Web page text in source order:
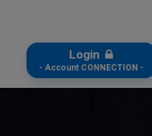
Login
- Account CONNECTION -